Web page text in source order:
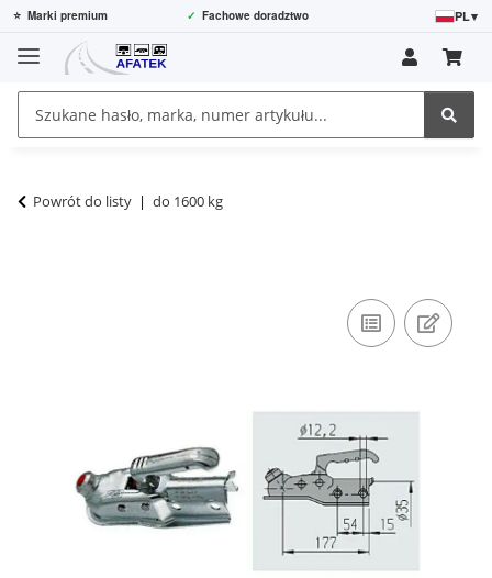
⭐ Marki premium ✓ Fachowe doradztwo PL▾
Powrót do listy do 1600 kg